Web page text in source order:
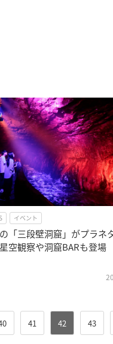
イベント
「三段壁洞窟」がプラネ
空観察や洞窟BARも登場
41 42 43